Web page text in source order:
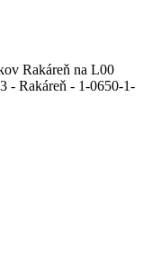
Rakáreň na L00
- Rakáreň - 1-0650-1-